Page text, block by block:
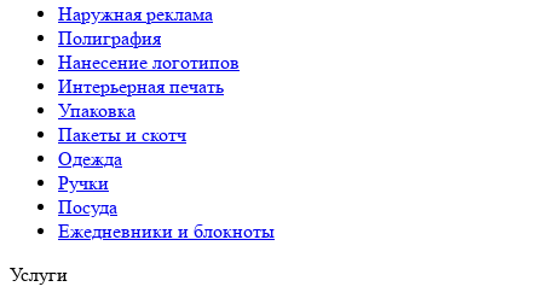
Наружная реклама
Полиграфия
Нанесение логотипов
Интерьерная печать
Упаковка
Пакеты и скотч
Одежда
Ручки
Посуда
Ежедневники и блокноты
Услуги